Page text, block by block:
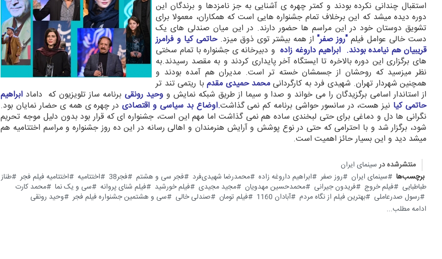
استقبال چندانی نکرده بودند و کمتر چهره ی آشنایی به جز نامزدها و برندگان این
دوره دیده میشد که این برخلاف تمام جشنواره هایی است که همکاران، معمولا برای
تشویق دوستان خود در این مراسم ها حضور دارند. در این میان صندلی های یک
دست خالی عوامل فیلم "روز صفر"از همه بیشتر توی ذوق میزد. حاتمی کیا و فرامرز
قریبیان هم نیامده بودند. ابراهیم داروغه زادهو دبیرخانه ی جشنواره با تمام سختی
های برگزاری این دوره بالاخره تا ایستگاه آخر پایداری کردند و به مقصد رسیدند.به
نظر میزسید که روحشان از جسمشان خسته تر است. مدیران هم آمده بودند و
همچنین شهردار تهران. شهیدی فرد به کارگردانی محمد حمیدی مقدمبا ریتمی تند تر
از استاندار اسامی برگزیدگان را می خواند و صدا و سیما از طریق شبکه نمایش و وحید رونقی برنامه ساز تلویزیون که دامادابراهیم
حاتمی کیا نیز هست، در سانسور حواشی برنامه کم نمی گذاشت.اوضاع بد سیاسی و اقتصادیدر چهره ی همه ی حضار نمایان بود.
نگرانی ها دل و دماغی برای حتی لبخندی ساده هم نمی گذاشت اما مهم این است، جشنواره ای که قرار بود بدون دلیل موجه تحریم
شود، برگزار شد و با احترامی که حتی در نوع پوشش و آرایش هنرمندان و اهالی رسانه در این ده روز جشنواره و مراسم اختتامیه هم
میشد دید و این بسیار حائز اهمیت است.
منتشرشده در سینمای ایران
برچسب‌ها
سینمای ایران روز صفر ابراهیم داروغه زاده محمدرضا شهیدی‌فرد فجر سی و هشتم فجر38 اختتامیه اختتامیه فیلم فجر
طناز
طباطبایی
فیلم خروج فریدون جیرانی محمدحسین مهدویان مجید مجیدی فیلم خورشید فیلم شنای پروانه سی و یک نما
محمد کارت
رسول صدرعاملی
بهترین فیلم از نگاه مردم آبادان 1160 فیلم تومان صندلی خالی سی و هشتمین جشنواره فیلم فجر
وحید رونقی
ادامه مطلب...